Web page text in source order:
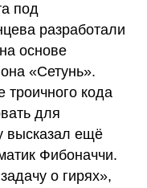
под
разработали
основе
«Сетунь».
троичного кода
для
высказал ещё
Фибоначчи.
о гирях»,